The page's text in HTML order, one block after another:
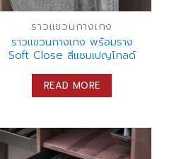
ราวแขวนกางเกง
ราวแขวนกางเกง พร้อมราง
Soft Close สีแชมเปญโกลด์
READ MORE